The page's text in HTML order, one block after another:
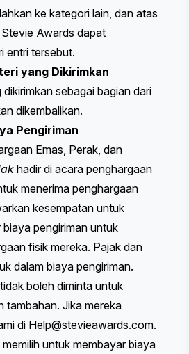
ke kategori lain, dan atas
Awards dapat
entri tersebut.
yang Dikirimkan
sebagai bagian dari
dikembalikan.
Pengiriman
Emas, Perak, dan
hadir di acara penghargaan
menerima penghargaan
kesempatan untuk
pengiriman untuk
fisik mereka. Pajak dan
dalam biaya pengiriman.
boleh diminta untuk
tambahan. Jika mereka
di Help@stevieawards.com.
untuk membayar biaya